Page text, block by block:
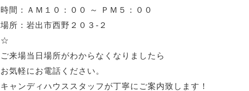
時間：ＡＭ１０：００ ～ ＰＭ５：００
場所：岩出市西野２０３‐２
☆
ご来場当日場所がわからなくなりましたら
お気軽にお電話ください。
キャンディハウススタッフが丁寧にご案内致します！